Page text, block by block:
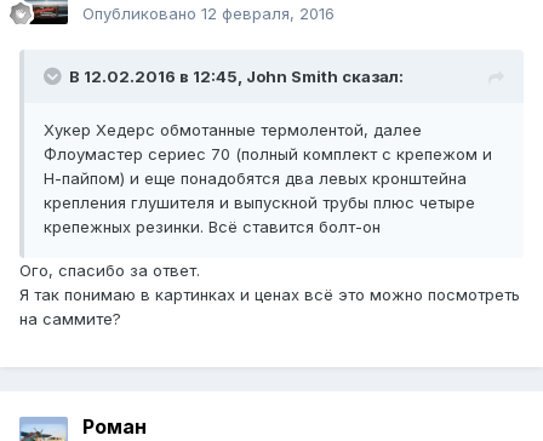
Опубликовано 12 февраля, 2016
В 12.02.2016 в 12:45, John Smith сказал:
Хукер Хедерс обмотанные термолентой, далее
Флоумастер сериес 70 (полный комплект с крепежом и
Н-пайпом) и еще понадобятся два левых кронштейна
крепления глушителя и выпускной трубы плюс четыре
крепежных резинки. Всё ставится болт-он
Ого, спасибо за ответ.
Я так понимаю в картинках и ценах всё это можно посмотреть
на саммите?
Роман